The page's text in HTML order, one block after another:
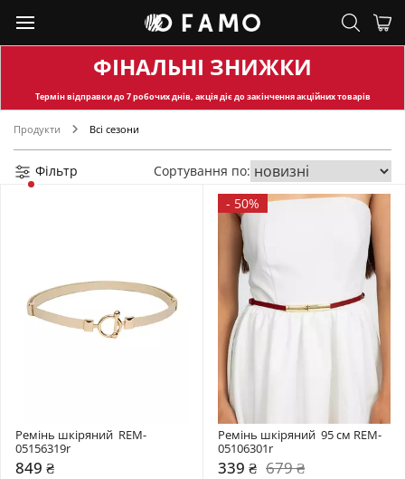
ФІНАЛЬНІ ЗНИЖКИ
Термін відправкидо 7 робочих днів, акція діє до закінчення акційних товарів
Продукти Всі сезони
Фільтр Сортування по:
Ремінь шкіряний  REM-
05156319r
849 ₴
- 50%
Ремінь шкіряний  95 см REM-
05106301r
339 ₴ 679 ₴